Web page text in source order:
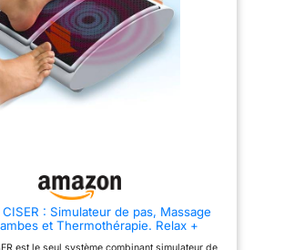
technologie anti-interférence
contrôlée par puce et un boîtier
étanche injecté par moulage
(indice IP54) pour des dans un
environnement exigeant pour
les transcripteurs, les joueurs,
les musiciens et les médecins,
rationalise les combinaisons de
' imagerie médicale sans effort
dans les bureaux, les studios
CISER : Simulateur de pas, Massage
et Thermothérapie. Relax +
est le seul système combinant simulateur de